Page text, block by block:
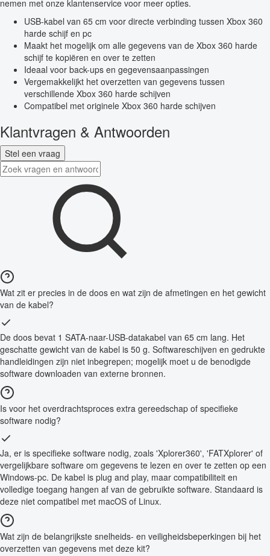
nemen met onze klantenservice voor meer opties.
USB-kabel van 65 cm voor directe verbinding tussen Xbox 360
harde schijf en pc
Maakt het mogelijk om alle gegevens van de Xbox 360 harde
schijf te kopiëren en over te zetten
Ideaal voor back-ups en gegevensaanpassingen
Vergemakkelijkt het overzetten van gegevens tussen
verschillende Xbox 360 harde schijven
Compatibel met originele Xbox 360 harde schijven
Klantvragen & Antwoorden
Stel een vraag
Wat zit er precies in de doos en wat zijn de afmetingen en het gewicht
van de kabel?
De doos bevat 1 SATA-naar-USB-datakabel van 65 cm lang. Het
geschatte gewicht van de kabel is 50 g. Softwareschijven en gedrukte
handleidingen zijn niet inbegrepen; mogelijk moet u de benodigde
software downloaden van externe bronnen.
Is voor het overdrachtsproces extra gereedschap of specifieke
software nodig?
Ja, er is specifieke software nodig, zoals 'Xplorer360', 'FATXplorer' of
vergelijkbare software om gegevens te lezen en over te zetten op een
Windows-pc. De kabel is plug and play, maar compatibiliteit en
volledige toegang hangen af van de gebruikte software. Standaard is
deze niet compatibel met macOS of Linux.
Wat zijn de belangrijkste snelheids- en veiligheidsbeperkingen bij het
overzetten van gegevens met deze kit?